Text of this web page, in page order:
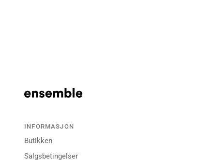
INFORMASJON
Butikken
Salgsbetingelser